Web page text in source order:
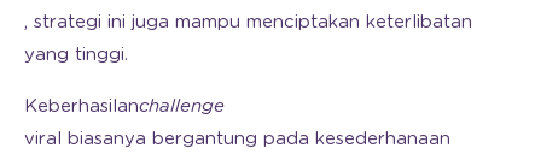
, strategi ini juga mampu menciptakan keterlibatan
yang tinggi.
Keberhasilanchallenge
viral biasanya bergantung pada kesederhanaan